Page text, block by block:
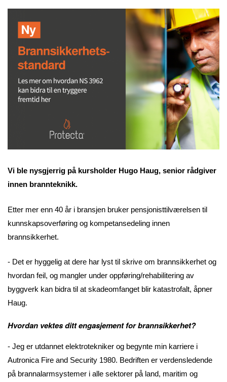
Vi ble nysgjerrig på kursholder Hugo Haug, senior rådgiver
innen brannteknikk.
Etter mer enn 40 år i bransjen bruker pensjonisttilværelsen til
kunnskapsoverføring og kompetansedeling innen
brannsikkerhet.
- Det er hyggelig at dere har lyst til skrive om brannsikkerhet og
hvordan feil, og mangler under oppføring/rehabilitering av
byggverk kan bidra til at skadeomfanget blir katastrofalt, åpner
Haug.
Hvordan vektes ditt engasjement for brannsikkerhet?
- Jeg er utdannet elektrotekniker og begynte min karriere i
Autronica Fire and Security 1980. Bedriften er verdensledende
på brannalarmsystemer i alle sektorer på land, maritim og